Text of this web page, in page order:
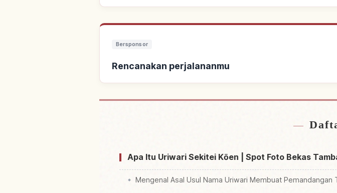
Bersponsor
Rencanakan perjalananmu
Apa Itu Uriwari Sekitei Kōen | Spot Foto Bekas
Mengenal Asal Usul Nama Uriwari Membuat Pemandangan